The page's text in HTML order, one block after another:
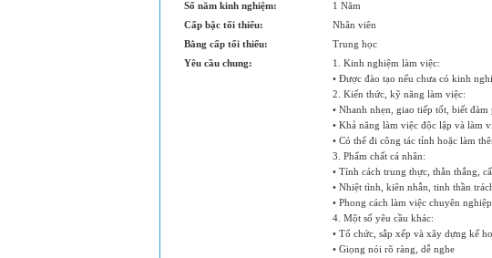
Số năm kinh nghiệm:
1 Năm
Cấp bậc tối thiểu:
Nhân viên
Bằng cấp tối thiểu:
Trung học
Yêu cầu chung:
1. Kinh nghiệm làm việc:
• Được đào tạo nếu chưa có kinh
2. Kiến thức, kỹ năng làm việc:
• Nhanh nhẹn, giao tiếp tốt, biết
• Khả năng làm việc độc lập và làm
• Có thể đi công tác tỉnh hoặc làm
3. Phẩm chất cá nhân:
• Tính cách trung thực, thẳn thắng,
• Nhiệt tình, kiên nhẫn, tinh thần
• Phong cách làm việc chuyên
4. Một số yêu cầu khác:
• Tổ chức, sắp xếp và xây dựng kế
• Giọng nói rõ ràng, dễ nghe